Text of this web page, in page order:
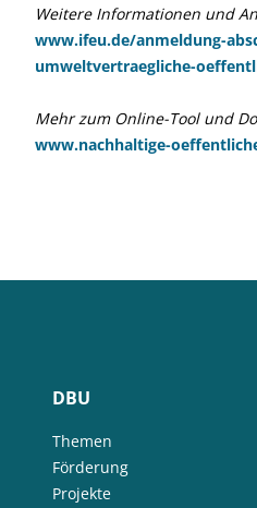
Weitere Informationen und
www.ifeu.de/anmeldung-
umweltvertraegliche-
Mehr zum Online-Tool und
www.nachhaltige-
DBU
Themen
Förderung
Projekte